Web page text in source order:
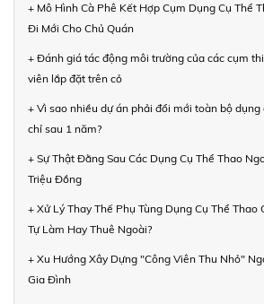
+ Mô Hình Cà Phê Kết Hợp Cụm Dụng Cụ Thể
Đi Mới Cho Chủ Quán
+ Đánh giá tác động môi trường của các cụm
viên lắp đặt trên cỏ
+ Vì sao nhiều dự án phải đổi mới toàn bộ
chỉ sau 1 năm?
+ Sự Thật Đằng Sau Các Dụng Cụ Thể Thao
Triệu Đồng
+ Xử Lý Thay Thế Phụ Tùng Dụng Cụ Thể Thao
Tự Làm Hay Thuê Ngoài?
+ Xu Hướng Xây Dựng "Công Viên Thu Nhỏ"
Gia Đình